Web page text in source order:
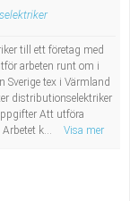
till ett företag med
arbeten runt om i
Sverige tex i Värmland
distributionselektriker
Att utföra
k...
Visa mer